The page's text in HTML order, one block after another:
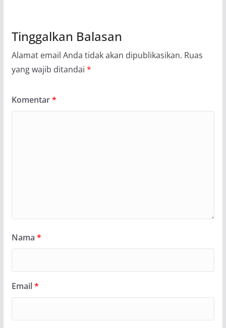
Tinggalkan Balasan
Alamat email Anda tidak akan dipublikasikan. Ruas
yang wajib ditandai *
Komentar*
Nama *
Email*